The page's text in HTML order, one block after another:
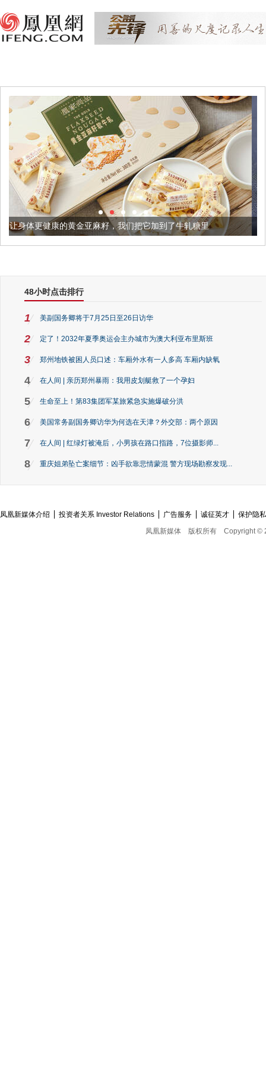
麻籽，我们把它加到了牛轧糖里 被列入佛家七宝的它到
48小时点击排行
1 美副国务卿将于7月25日至26日访华
2 定了！2032年夏季奥运会主办城市为澳大利亚布里斯班
3 郑州地铁被困人员口述：车厢外水有一人多高 车厢内缺氧
4 在人间 | 亲历郑州暴雨：我用皮划艇救了一个孕妇
5 生命至上！第83集团军某旅紧急实施爆破分洪
6 美国常务副国务卿访华为何选在天津？外交部：两个原因
7 在人间 | 红绿灯被淹后，小男孩在路口指路，7位摄影师...
8 重庆姐弟坠亡案细节：凶手欲靠悲情蒙混 警方现场勘察发现...
凤凰新媒体介绍 投资者关系 Investor Relations 广告服务 诚征英才
保护隐
凤凰新媒体
版权所有 Copyright ©